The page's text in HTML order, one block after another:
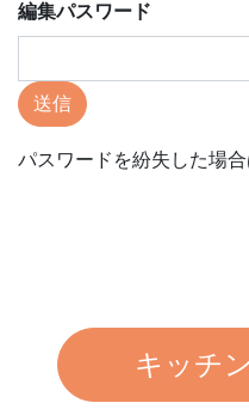
編集パスワード
送信
パスワードを紛失した場合
キッチ